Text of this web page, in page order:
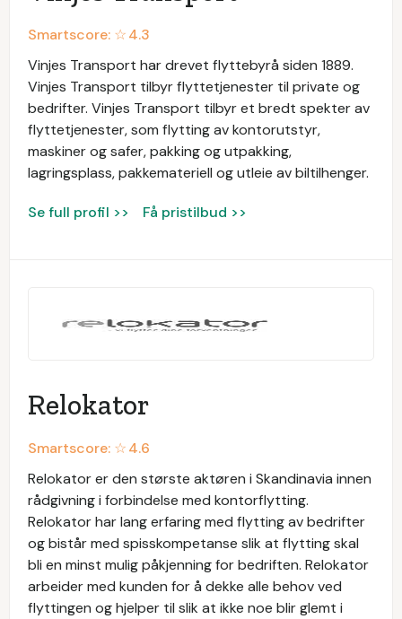
Smartscore: ☆4.3
Vinjes Transport har drevet flyttebyrå siden 1889.
Vinjes Transport tilbyr flyttetjenester til private og
bedrifter. Vinjes Transport tilbyr et bredt spekter av
flyttetjenester, som flytting av kontorutstyr,
maskiner og safer, pakking og utpakking,
lagringsplass, pakkemateriell og utleie av biltilhenger.
Se full profil >> Få pristilbud >>
Relokator
Smartscore: ☆4.6
Relokator er den største aktøren i Skandinavia innen
rådgivning i forbindelse med kontorflytting.
Relokator har lang erfaring med flytting av bedrifter
og bistår med spisskompetanse slik at flytting skal
bli en minst mulig påkjenning for bedriften. Relokator
arbeider med kunden for å dekke alle behov ved
flyttingen og hjelper til slik at ikke noe blir glemt i